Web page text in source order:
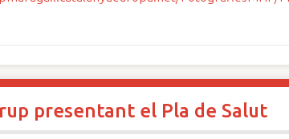
presentant el Pla de Salut